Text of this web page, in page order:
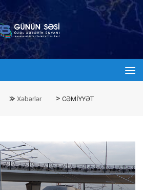
> Xəbərlər > CƏMİYYƏT